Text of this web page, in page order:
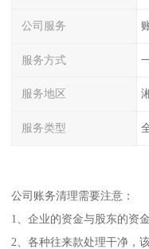
公司服务
服务方式
服务地区
服务类型
公司账务清理需要注意：
1、企业的资金与股东的资
2、各种往来款处理干净，